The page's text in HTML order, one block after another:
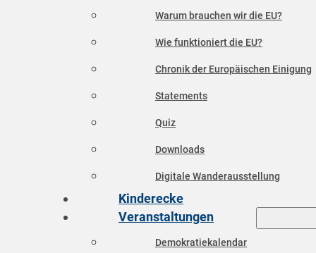
Warum brauchen wir die EU?
Wie funktioniert die EU?
Chronik der Europäischen Einigung
Statements
Quiz
Downloads
Digitale Wanderausstellung
Kinderecke
Veranstaltungen
Demokratiekalendar